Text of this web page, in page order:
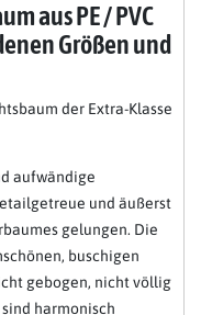
aus PE / PVC
Größen und
der Extra-Klasse
aufwändige
und äußerst
gelungen. Die
buschigen
gebogen, nicht völlig
harmonisch